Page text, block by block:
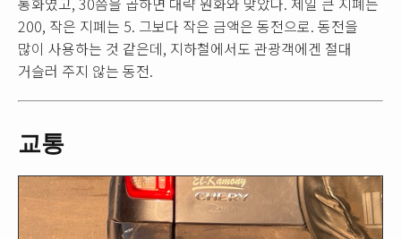
200, 작은 지폐는 5. 그보다 작은 금액은 동전으로. 동전을
많이 사용하는 것 같은데, 지하철에서도 관광객에겐 절대
거슬러 주지 않는 동전.
교통